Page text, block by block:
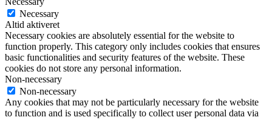
Necessary
Altid aktiveret
Necessary cookies are absolutely essential for the website to
function properly. This category only includes cookies that ensures
basic functionalities and security features of the website. These
cookies do not store any personal information.
Non-necessary
Non-necessary
Any cookies that may not be particularly necessary for the website
to function and is used specifically to collect user personal data via